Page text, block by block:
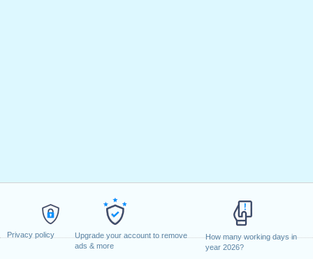
Privacy policy
Upgrade your account to remove
ads & more
How many working days in
year 2026?